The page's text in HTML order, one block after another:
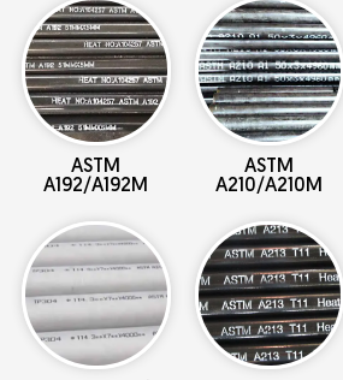
ASTM
A192/A192M
ASTM
A210/A210M